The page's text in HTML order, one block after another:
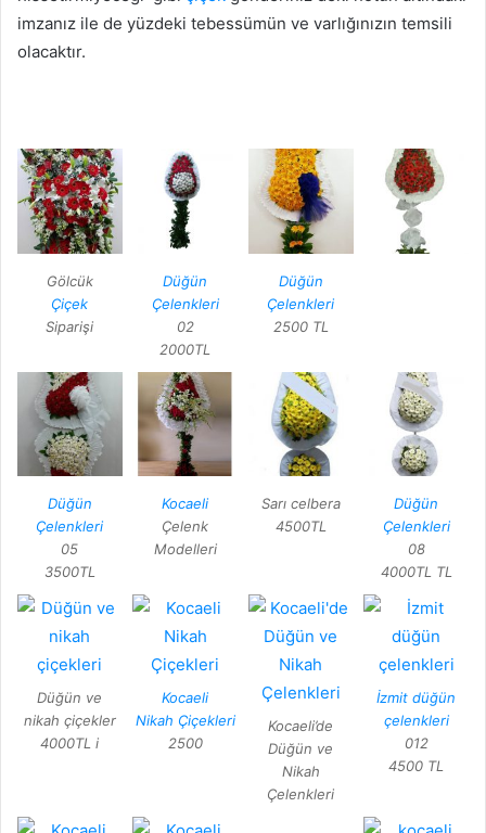
imzanız ile de yüzdeki tebessümün ve varlığınızın temsili
olacaktır.
Gölcük
Çiçek
Siparişi
Düğün
Çelenkleri
02
2000TL
Düğün
Çelenkleri
2500 TL
Düğün
Çelenkleri
05
3500TL
Kocaeli
Çelenk
Modelleri
Sarı celbera
4500TL
Düğün
Çelenkleri
08
4000TL TL
Düğün ve
nikah çiçekler
4000TL i
Kocaeli
Nikah Çiçekleri
2500
Kocaeli’de
Düğün ve
Nikah
Çelenkleri
İzmit düğün
çelenkleri
012
4500 TL